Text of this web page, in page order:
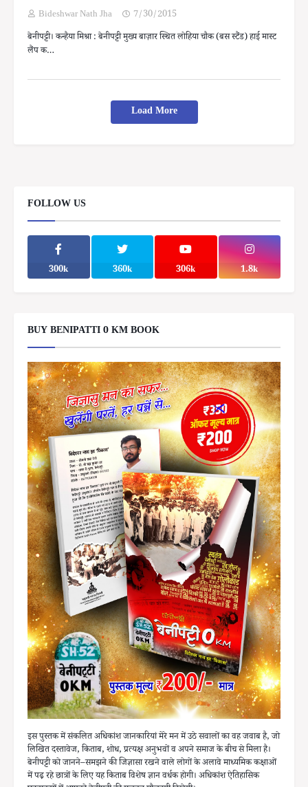
Bideshwar Nath Jha
7/30/2015
बेनीपट्टी। कन्हैया मिश्रा : बेनीपट्टी मुख्य बाज़ार स्थित लोहिया चौक (बस स्टैंड) हाई मास्ट
लैंप क…
Load More
FOLLOW US
300k 360k 306k 1.8k
BUY BENIPATTI 0 KM BOOK
इस पुस्तक में संकलित अधिकांश जानकारियां मेरे मन में उठे सवालों का वह जवाब है, जो
लिखित दस्तावेज, किताब, शोध, प्रत्यक्ष अनुभवों व अपने समाज के बीच से मिला है।
बेनीपट्टी को जानने–समझने की जिज्ञासा रखने वाले लोगों के अलावे माध्यमिक कक्षाओं
में पढ़ रहे छात्रों के लिए यह किताब विशेष ज्ञान वर्धक होगी। अधिकांश ऐतिहासिक